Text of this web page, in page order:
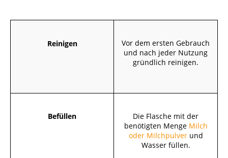
Reinigen
Vor dem ersten Gebrauch
und nach jeder Nutzung
gründlich reinigen.
Befüllen
Die Flasche mit der
benötigten Menge Milch
oder Milchpulverund
Wasser füllen.